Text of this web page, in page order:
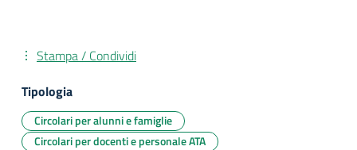
Stampa / Condividi
Tipologia
Circolari per alunni e famiglie
Circolari per docenti e personale ATA